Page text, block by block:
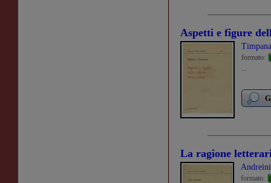
Aspetti e figure
formato:
...
La ragione
formato: